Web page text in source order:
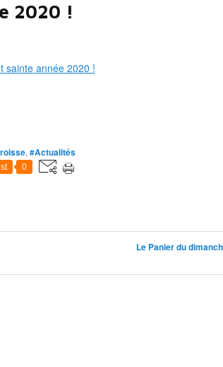
2020 !
, #Actualités
0
Le Panier du